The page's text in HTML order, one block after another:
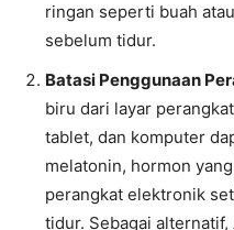
ringan seperti buah
sebelum tidur.
Batasi Penggunaan
biru dari layar
tablet, dan komputer
melatonin, hormon
perangkat elektronik
tidur. Sebagai alternatif,